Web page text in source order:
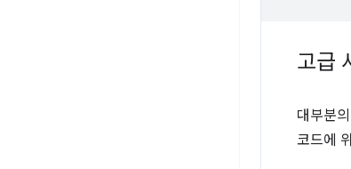
고급
대부분
코드에